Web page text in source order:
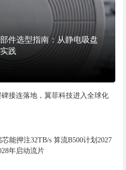
件选型指南：从静电吸盘
践
接连落地，翼菲科技进入全球化
能押注32TB/s 算流B500计划2027
年启动流片